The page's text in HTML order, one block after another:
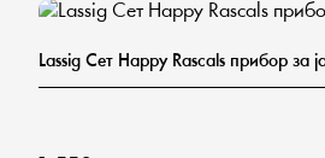
Lassig Сет Happy Rascals прибор за